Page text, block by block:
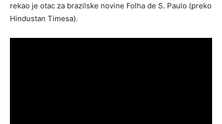
rekao je otac za brazilske novine Folha de S. Paulo (preko
Hindustan Timesa).